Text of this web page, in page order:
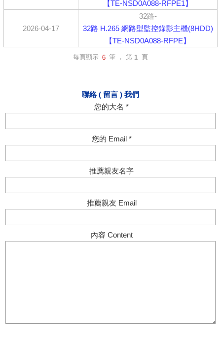
【TE-NSD0A088-RFPE1】
2026-04-17
32路-
32路 H.265 網路型監控錄影主機(8HDD)
【TE-NSD0A088-RFPE】
每頁顯示 6 筆 ， 第 1 頁
聯絡 ( 留言 ) 我們
您的大名 *
您的 Email *
推薦親友名字
推薦親友 Email
內容 Content